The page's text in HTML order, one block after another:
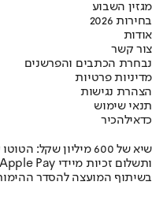
מגזין השבוע
בחירות 2026
אודות
צור קשר
נבחרת הכתבים והפרשנים
מדיניות פרטיות
הצהרת נגישות
תנאי שימוש
כדאילהכיר
שיא של 600 מיליון שקל: הטוטו עושה מהפיכה
יחסי הימור משופרים, הפקדות ב-Apple Pay ותשלום זכיות מיידי
בשיתוף המועצה להסדר